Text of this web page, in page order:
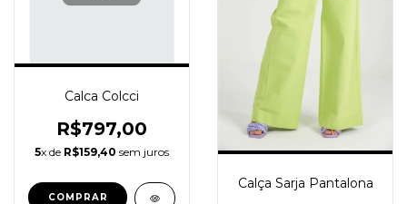
Calca Colcci
R$797,00
5x de R$159,40 sem juros
COMPRAR
Calça Sarja Pantalona